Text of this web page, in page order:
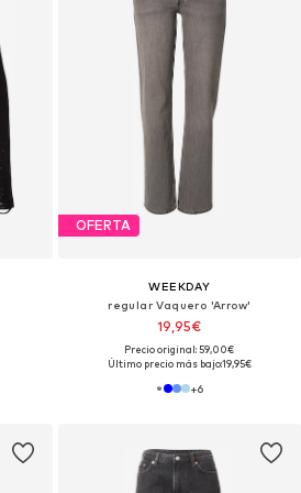
OFERTA
WEEKDAY
regular Vaquero 'Arrow'
19,95€
Precio original: 59,00€
Último precio más bajo:19,95€
+6